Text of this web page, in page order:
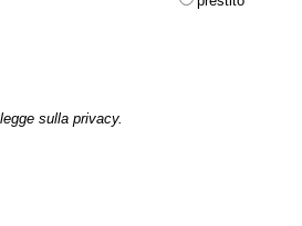
sulla privacy.